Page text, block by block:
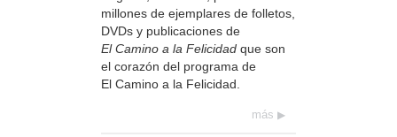
millones de ejemplares de folletos,
DVDs y publicaciones de
El Camino a la Felicidad que son
el corazón del programa de
El Camino a la Felicidad.
más